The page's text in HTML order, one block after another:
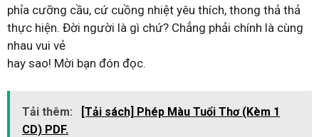
phỉa cưỡng cầu, cứ cuồng nhiệt yêu thích, thong thả thả
thực hiện. Đời người là gì chứ? Chẳng phải chính là cùng
nhau vui vẻ
hay sao! Mời bạn đón đọc.
Tải thêm:
[Tải sách] Phép Màu Tuổi Thơ (Kèm 1
CD) PDF.